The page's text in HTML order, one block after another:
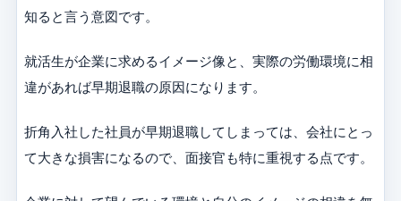
知ると言う意図です。
就活生が企業に求めるイメージ像と、実際の労働環境に相
違があれば早期退職の原因になります。
折角入社した社員が早期退職してしまっては、会社にとっ
て大きな損害になるので、面接官も特に重視する点です。